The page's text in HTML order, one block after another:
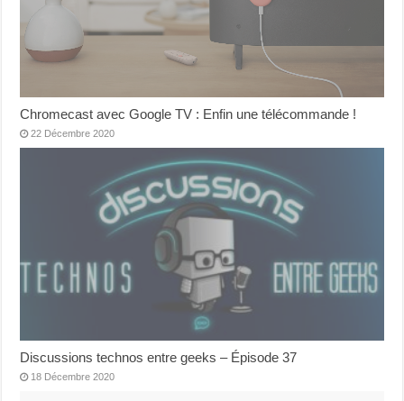
Chromecast avec Google TV : Enfin une télécommande !
22 Décembre 2020
Discussions technos entre geeks – Épisode 37
18 Décembre 2020